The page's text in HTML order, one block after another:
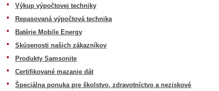
Výkup výpočtovej techniky
Repasovaná výpočtová technika
Batérie Mobile Energy
Skúsenosti našich zákazníkov
Produkty Samsonite
Certifikované mazanie dát
Špeciálna ponuka pre školstvo, zdravotníctvo a neziskové